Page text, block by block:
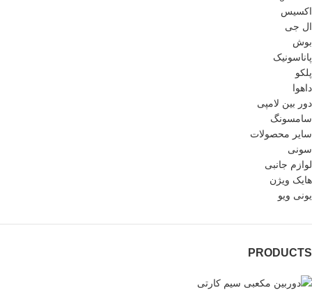
اکسیس
ال جی
بوش
پاناسونیک
پلکو
داهوا
دور بین لامپی
سامسونگ
سایر محصولات
سونی
لوازم جانبی
هایک ویژن
یونی ویو
PRODUCTS